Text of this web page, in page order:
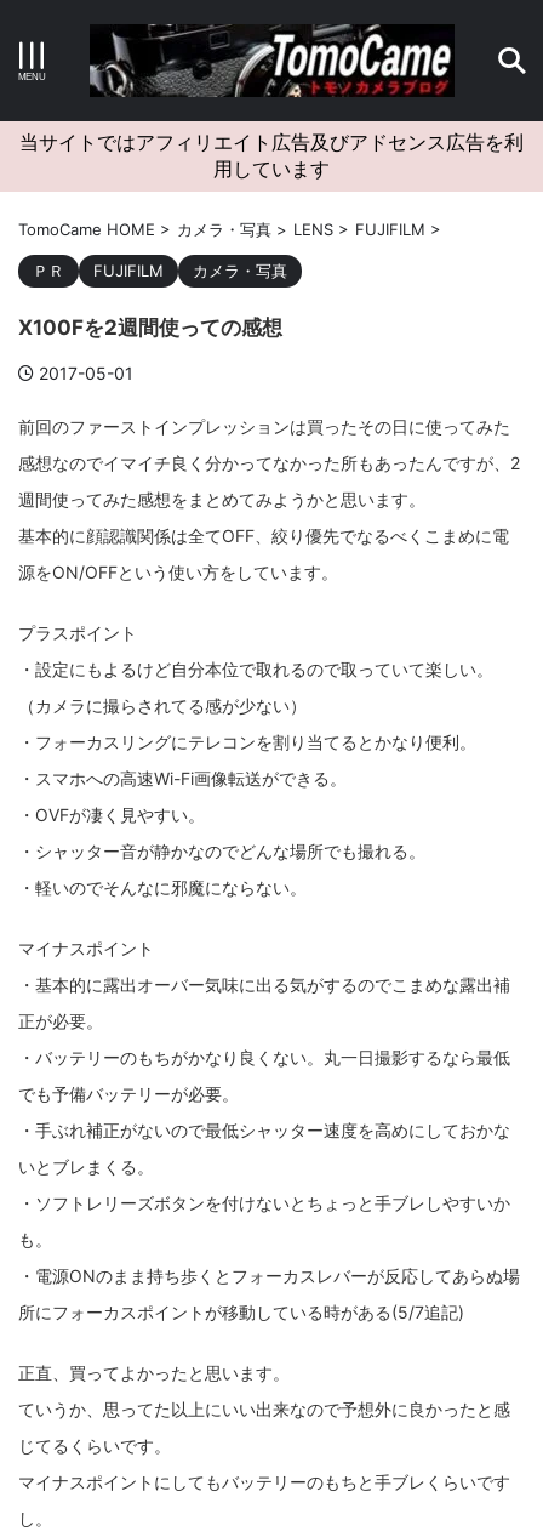
キーワードで検索する
カテゴリー
アーカイブ
タグクラウド
Canon craft EM5II EOS Kiss X4 EOS R10
fujifilm game GR III hobby
LUMIX GF9 LUMIX L10 LUMIX S1 LUMIX S9
M(Typ240) minolta MX
OLYMPUS om-1 II OM-3
osmo osmo action3
TAMRON TG-6 THETA VILTROX X-T2
X100F
Z5
ZV-1 II α1 II α7CR α6700 フィルムカメラ
当サイトではアフィリエイト広告及びアドセンス広告を利
用しています
TomoCame HOME > カメラ・写真 > LENS > FUJIFILM >
ＰＲ FUJIFILM カメラ・写真
X100Fを2週間使っての感想
2017-05-01
前回のファーストインプレッションは買ったその日に使ってみた
感想なのでイマイチ良く分かってなかった所もあったんですが、2
週間使ってみた感想をまとめてみようかと思います。
基本的に顔認識関係は全てOFF、絞り優先でなるべくこまめに電
源をON/OFFという使い方をしています。
プラスポイント
・設定にもよるけど自分本位で取れるので取っていて楽しい。
（カメラに撮らされてる感が少ない）
・フォーカスリングにテレコンを割り当てるとかなり便利。
・スマホへの高速Wi-Fi画像転送ができる。
・OVFが凄く見やすい。
・シャッター音が静かなのでどんな場所でも撮れる。
・軽いのでそんなに邪魔にならない。
マイナスポイント
・基本的に露出オーバー気味に出る気がするのでこまめな露出補
正が必要。
・バッテリーのもちがかなり良くない。丸一日撮影するなら最低
でも予備バッテリーが必要。
・手ぶれ補正がないので最低シャッター速度を高めにしておかな
いとブレまくる。
・ソフトレリーズボタンを付けないとちょっと手ブレしやすいか
も。
・電源ONのまま持ち歩くとフォーカスレバーが反応してあらぬ場
所にフォーカスポイントが移動している時がある(5/7追記)
正直、買ってよかったと思います。
ていうか、思ってた以上にいい出来なので予想外に良かったと感
じてるくらいです。
マイナスポイントにしてもバッテリーのもちと手ブレくらいです
し。